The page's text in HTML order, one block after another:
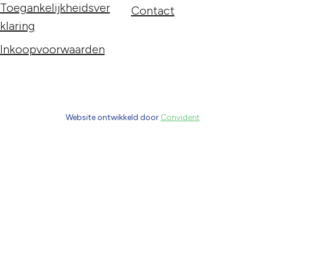
Toegankelijkheidsver
klaring
Inkoopvoorwaarden
Contact
Website ontwikkeld door Convident